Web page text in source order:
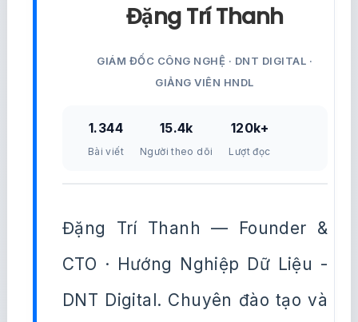
Đặng Trí Thanh
GIÁM ĐỐC CÔNG NGHỆ · DNT DIGITAL ·
GIẢNG VIÊN HNDL
1.344
Bài viết
15.4k
Người theo dõi
120k+
Lượt đọc
Đặng Trí Thanh — Founder &
CTO · Hướng Nghiệp Dữ Liệu -
DNT Digital. Chuyên đào tạo và